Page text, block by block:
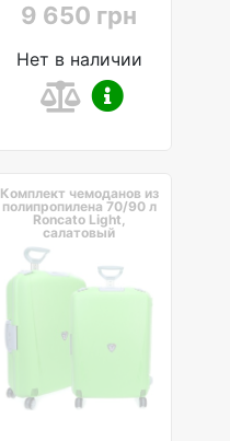
9 650 грн
Нет в наличии
Комплект чемоданов из
полипропилена 70/90 л
Roncato Light,
салатовый